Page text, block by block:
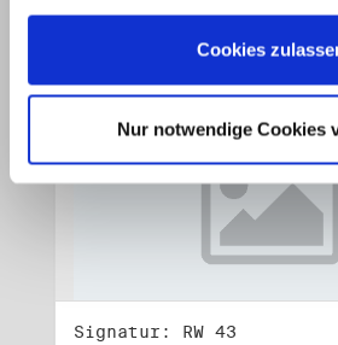
Cookies
Nur notwendige Cookies
Signatur: RW 43